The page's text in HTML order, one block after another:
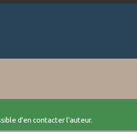
d'en contacter l'auteur.